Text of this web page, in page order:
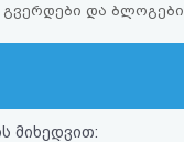
გვერდები და ბლოგები
მიხედვით: